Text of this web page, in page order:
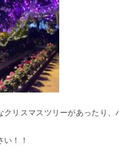
クリスマスツリーがあったり
い！！